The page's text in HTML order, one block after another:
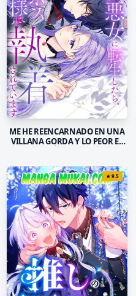
ME HE REENCARNADO EN UNA
VILLANA GORDA Y LO PEOR ES
★9.5